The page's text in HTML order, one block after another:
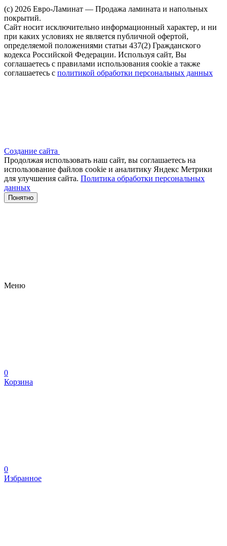
(c) 2026 Евро-Ламинат — Продажа ламината и напольных
покрытий.
Сайт носит исключительно информационный характер, и ни
при каких условиях не является публичной офертой,
определяемой положениями статьи 437(2) Гражданского
кодекса Российской Федерации. Используя сайт, Вы
соглашаетесь с правилами использования cookie а также
соглашаетесь с политикой обработки персональных данных
Создание сайта
Продолжая использовать наш сайт, вы соглашаетесь на
использование файлов сооkіе и аналитику Яндекс Метрики
для улучшения сайта. Политика обработки персональных
данных
Понятно
Меню
0
Корзина
0
Избранное